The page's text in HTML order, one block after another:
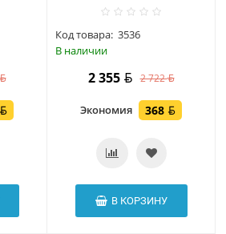
Код товара: 3536
В наличии
2 355 2 722
Экономия 368
В КОРЗИНУ